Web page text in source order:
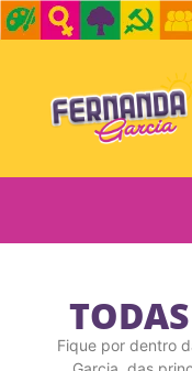
Fique por dentro